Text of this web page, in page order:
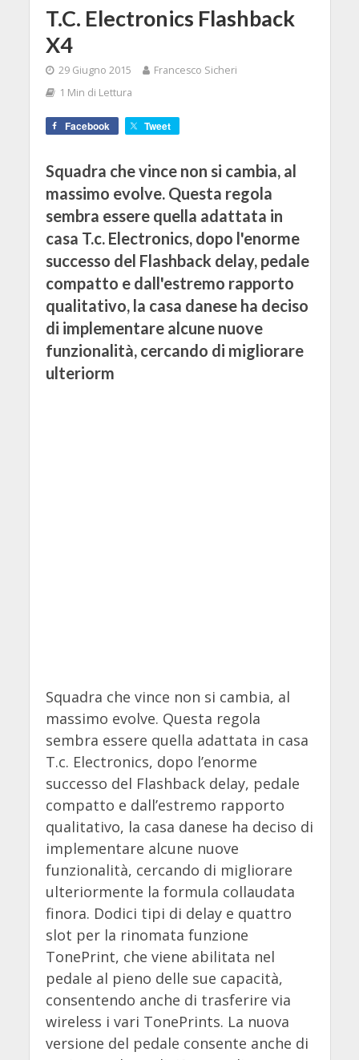
T.C. Electronics Flashback
X4
29 Giugno 2015
Francesco Sicheri
1 Min di Lettura
Facebook Tweet
Squadra che vince non si cambia, al
massimo evolve. Questa regola
sembra essere quella adattata in
casa T.c. Electronics, dopo l'enorme
successo del Flashback delay, pedale
compatto e dall'estremo rapporto
qualitativo, la casa danese ha deciso
di implementare alcune nuove
funzionalità, cercando di migliorare
ulteriorm
Squadra che vince non si cambia, al
massimo evolve. Questa regola
sembra essere quella adattata in casa
T.c. Electronics, dopo l’enorme
successo del Flashback delay, pedale
compatto e dall’estremo rapporto
qualitativo, la casa danese ha deciso di
implementare alcune nuove
funzionalità, cercando di migliorare
ulteriormente la formula collaudata
finora. Dodici tipi di delay e quattro
slot per la rinomata funzione
TonePrint, che viene abilitata nel
pedale al pieno delle sue capacità,
consentendo anche di trasferire via
wireless i vari TonePrints. La nuova
versione del pedale consente anche di